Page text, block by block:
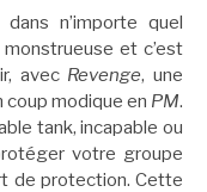
n’importe quel
et c’est
avec Revenge, une
modique en PM.
tank, incapable ou
votre groupe
de protection. Cette